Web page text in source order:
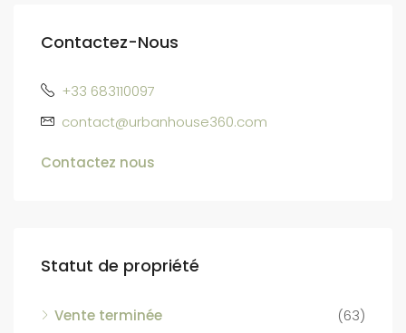
Contactez-Nous
+33 683110097
contact@urbanhouse360.com
Contactez nous
Statut de propriété
Vente terminée
(63)